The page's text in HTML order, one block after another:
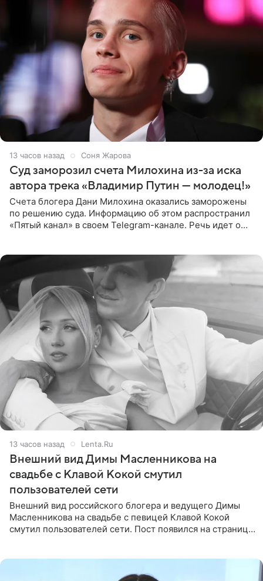
13 часов назад Соня Жарова
Суд заморозил счета Милохина из-за иска
автора трека «Владимир Путин — молодец!»
Счета блогера Дани Милохина оказались заморожены
по решению суда. Информацию об этом распространил
«Пятый канал» в своем Telegram-канале. Речь идет о
13 часов назад Lenta.Ru
Внешний вид Димы Масленникова на
свадьбе с Клавой Кокой смутил
пользователей сети
Внешний вид российского блогера и ведущего Димы
Масленникова на свадьбе с певицей Клавой Кокой
смутил пользователей сети. Пост появился на странице